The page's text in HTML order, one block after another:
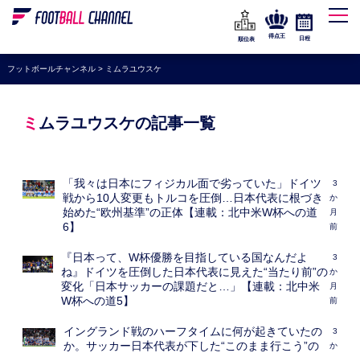
WEリーグ
海外サッカー
プレミアリーグ
ラ・リーガ
UEFA
ナショナルチーム
高校サッカー
動画
順位表
得点王 日程
フットボールチャンネル> ミムラユウスケ
ミムラユウスケの記事一覧
「我々は日本にフィジカル面で劣っていた」ドイツ
戦から10人変更もトルコを圧倒…日本代表に根づき
始めた“欧州基準”の正体【連載：北中米W杯への道
6】
3
か
月
前
『日本って、W杯優勝を目指している国なんだよ
ね』ドイツを圧倒した日本代表に見えた“当たり前”の
変化「日本サッカーの課題だと…」【連載：北中米
W杯への道5】
3
か
月
前
イングランド戦のハーフタイムに何が起きていたの
か。サッカー日本代表が下した“このまま行こう”の
3
か